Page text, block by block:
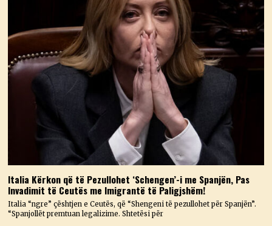
Italia Kërkon që të Pezullohet ‘Schengen’-i me Spanjën, Pas
Invadimit të Ceutës me Imigrantë të Paligjshëm!
Italia “ngre” çështjen e Ceutës, që “Shengeni të pezullohet për Spanjën”.
“Spanjollët premtuan legalizime. Shtetësi për